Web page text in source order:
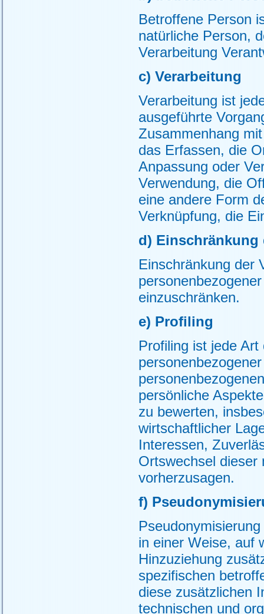
Betroffene Person
natürliche Person,
Verarbeitung
c) Verarbeitung
Verarbeitung ist
ausgeführte
Zusammenhang
das Erfassen, die
Anpassung oder
Verwendung, die
eine andere Form
Verknüpfung, die
d) Einschränkung
Einschränkung der
einzuschränken.
e) Profiling
Profiling ist jede
persönliche
zu bewerten,
wirtschaftlicher
Interessen,
Ortswechsel dieser
vorherzusagen.
f)
in einer Weise, auf
Hinzuziehung
spezifischen
diese zusätzlichen
technischen und